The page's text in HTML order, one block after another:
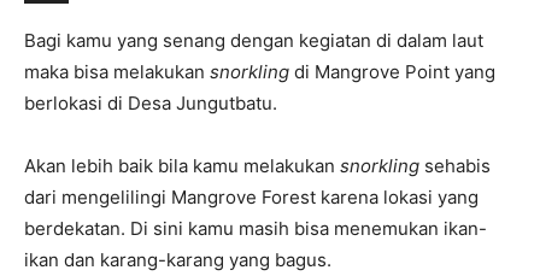
Bagi kamu yang senang dengan kegiatan di dalam laut
maka bisa melakukan snorkling di Mangrove Point yang
berlokasi di Desa Jungutbatu.
Akan lebih baik bila kamu melakukan snorkling sehabis
dari mengelilingi Mangrove Forest karena lokasi yang
berdekatan. Di sini kamu masih bisa menemukan ikan-
ikan dan karang-karang yang bagus.